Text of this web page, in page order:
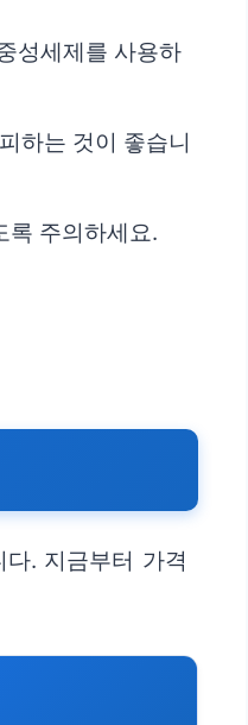
성세제를 사용하
하는 것이 좋습니
록 주의하세요.
. 지금부터 가격